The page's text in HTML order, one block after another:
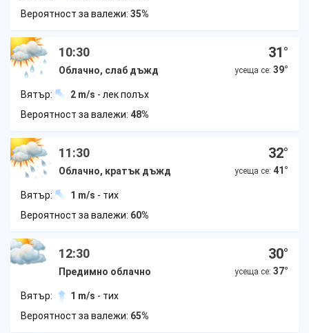
Вероятност за валежи: 35%
10:30
Облачно, слаб дъжд
31°
усеща се: 39°
Вятър: 2 m/s - лек полъх
Вероятност за валежи: 48%
11:30
Облачно, кратък дъжд
32°
усеща се: 41 °
Вятър: 1 m/s - тих
Вероятност за валежи: 60%
12:30
Предимно облачно
30°
усеща се: 37°
Вятър: 1 m/s - тих
Вероятност за валежи: 65%